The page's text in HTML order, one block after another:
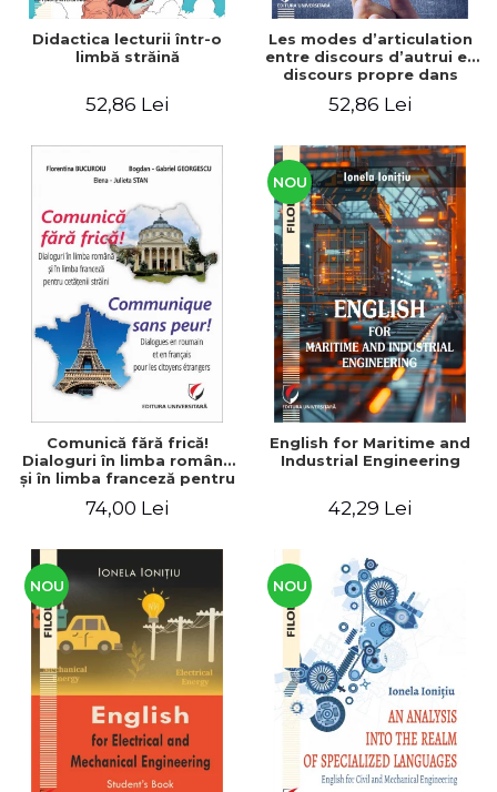
Didactica lecturii într-o
limbă străină
52,86 Lei
Les modes d’articulation
entre discours d’autrui et
discours propre dans
master
52,86 Lei
Comunică fără frică!
Dialoguri în limba română
şi în limba franceză pentru
străini/Communique sans
roumain et en français
pour les citoyens
étrangers
74,00 Lei
NOU
English for Maritime and
Industrial Engineering
42,29 Lei
NOU NOU